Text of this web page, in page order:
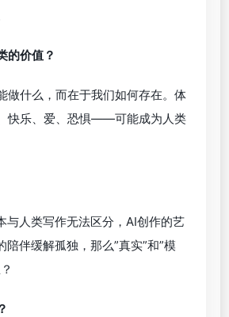
的价值？
做什么，而在于我们如何存在。体
乐、爱、恐惧——可能成为人类
与人类写作无法区分，AI创作的艺
陪伴缓解孤独，那么”真实”和”模